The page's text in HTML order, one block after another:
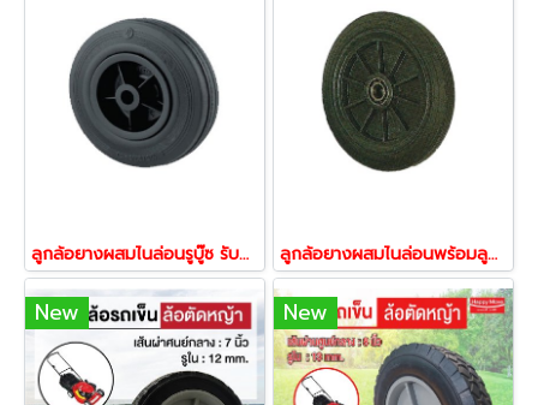
ลูกล้อยางผสมไนล่อนรูบู๊ซ รับน้ำหนัก 160-300 กก. ยี่ห้อ Happy Move 23475,23505,23567,23444 ลูกล้อยางผสมไนล่อนพร้อมลูกปืนรับน้ำหนัก 160-300 กก. ยี่ห้อ Happy Move
New New